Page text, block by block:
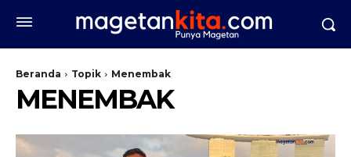
Beranda Topik Menembak
MENEMBAK